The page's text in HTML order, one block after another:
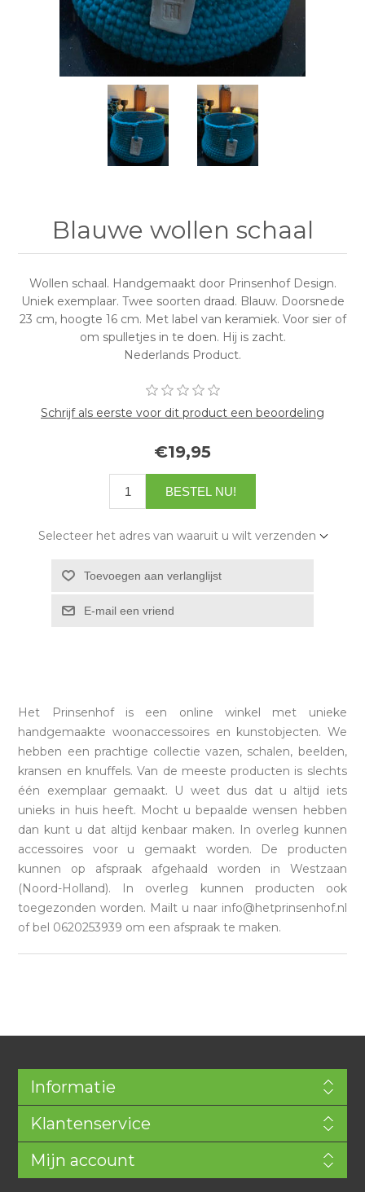
Blauwe wollen schaal
Wollen schaal. Handgemaakt door Prinsenhof Design.
Uniek exemplaar. Twee soorten draad. Blauw. Doorsnede
23 cm, hoogte 16 cm. Met label van keramiek. Voor sier of
om spulletjes in te doen. Hij is zacht.
Nederlands Product.
Schrijf als eerste voor dit product een beoordeling
€19,95
Selecteer het adres van waaruit u wilt verzenden
Het Prinsenhof is een online winkel met unieke
handgemaakte woonaccessoires en kunstobjecten. We
hebben een prachtige collectie vazen, schalen, beelden,
kransen en knuffels. Van de meeste producten is slechts
één exemplaar gemaakt. U weet dus dat u altijd iets
unieks in huis heeft. Mocht u bepaalde wensen hebben
dan kunt u dat altijd kenbaar maken. In overleg kunnen
accessoires voor u gemaakt worden. De producten
kunnen op afspraak afgehaald worden in Westzaan
(Noord-Holland). In overleg kunnen producten ook
toegezonden worden. Mailt u naar info@hetprinsenhof.nl
of bel 0620253939 om een afspraak te maken.
Informatie
Klantenservice
Mijn account